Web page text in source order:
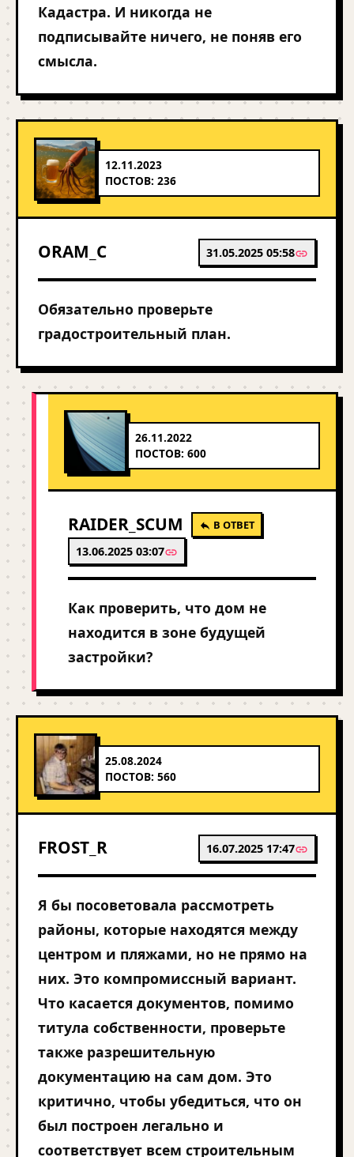
Кадастра. И никогда не
подписывайте ничего, не поняв его
смысла.
12.11.2023
ПОСТОВ: 236
ORAM_C 31.05.2025 05:58
Обязательно проверьте
градостроительный план.
26.11.2022
ПОСТОВ: 600
RAIDER_SCUM В ОТВЕТ
13.06.2025 03:07
Как проверить, что дом не
находится в зоне будущей
застройки?
25.08.2024
ПОСТОВ: 560
FROST_R 16.07.2025 17:47
Я бы посоветовала рассмотреть
районы, которые находятся между
центром и пляжами, но не прямо на
них. Это компромиссный вариант.
Что касается документов, помимо
титула собственности, проверьте
также разрешительную
документацию на сам дом. Это
критично, чтобы убедиться, что он
был построен легально и
соответствует всем строительным